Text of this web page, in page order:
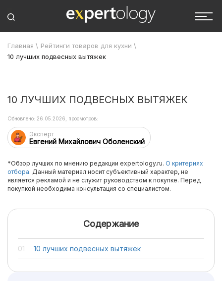
Главная \ Рейтинги товаров для кухни \
10 лучших подвесных вытяжек
10 ЛУЧШИХ ПОДВЕСНЫХ ВЫТЯЖЕК
Эксперт
Евгений Михайлович Оболенский
Обновлено: 26.05.2026, просмотров:
*Обзор лучших по мнению редакции expertology.ru. О критериях
отбора. Данный материал носит субъективный характер, не
является рекламой и не служит руководством к покупке. Перед
покупкой необходима консультация со специалистом.
Содержание
10 лучших подвесных вытяжек